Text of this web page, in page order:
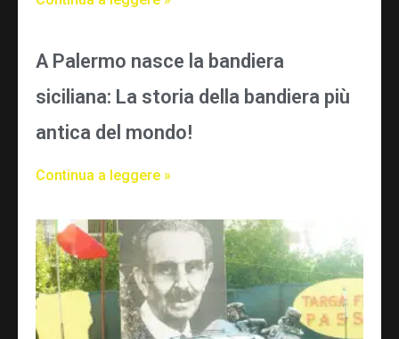
A Palermo nasce la bandiera
siciliana: La storia della bandiera più
antica del mondo!
Continua a leggere »